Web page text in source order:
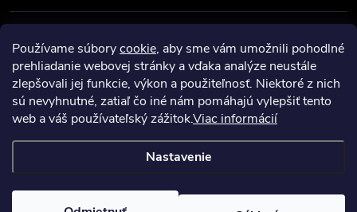
Používame súborycookie, aby sme vám umožnili pohodlné
prehliadanie webovej stránky a vďaka analýze neustále
zlepšovali jej funkcie, výkon a použiteľnosť. Niektoré z nich
sú nevyhnutné, zatiaľ čo iné nám pomáhajú vylepšiť tento
web a váš používateľský zážitok.Viac informácií
Nastavenie
Prijímame online platby
cookies